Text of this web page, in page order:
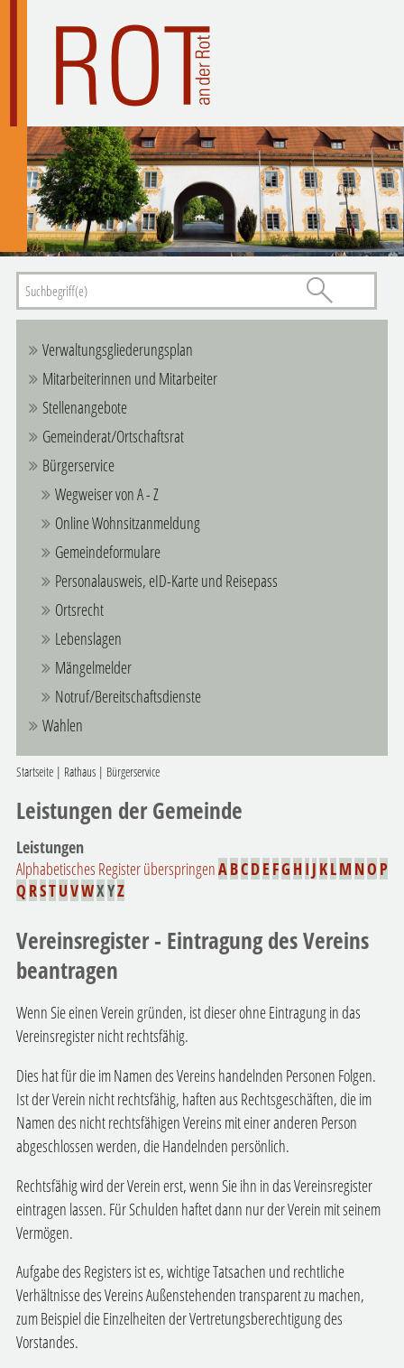
Verwaltungsgliederungsplan
Mitarbeiterinnen und Mitarbeiter
Stellenangebote
Gemeinderat/Ortschaftsrat
Bürgerservice
Wegweiser von A - Z
Online Wohnsitzanmeldung
Gemeindeformulare
Personalausweis, eID-Karte und Reisepass
Ortsrecht
Lebenslagen
Mängelmelder
Notruf/Bereitschaftsdienste
Wahlen
Startseite| Rathaus| Bürgerservice
Leistungen der Gemeinde
Leistungen
Alphabetisches Register überspringenABCDE FG H I J KLM NO P
Q RSTUVWXYZ
Vereinsregister - Eintragung des Vereins
beantragen
Wenn Sie einen Verein gründen, ist dieser ohne Eintragung in das
Vereinsregister nicht rechtsfähig.
Dies hat für die im Namen des Vereins handelnden Personen Folgen.
Ist der Verein nicht rechtsfähig, haften aus Rechtsgeschäften, die im
Namen des nicht rechtsfähigen Vereins mit einer anderen Person
abgeschlossen werden, die Handelnden persönlich.
Rechtsfähig wird der Verein erst, wenn Sie ihn in das Vereinsregister
eintragen lassen. Für Schulden haftet dann nur der Verein mit seinem
Vermögen.
Aufgabe des Registers ist es, wichtige Tatsachen und rechtliche
Verhältnisse des Vereins Außenstehenden transparent zu machen,
zum Beispiel die Einzelheiten der Vertretungsberechtigung des
Vorstandes.